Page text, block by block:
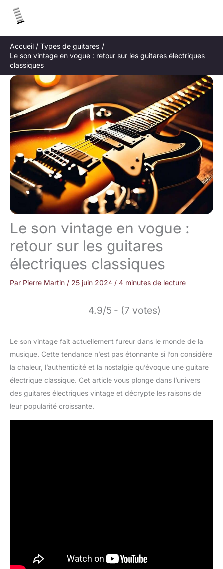
Accueil
Types de guitares
Le son vintage en vogue : retour sur les guitares électriques
classiques
Le son vintage en vogue :
retour sur les guitares
électriques classiques
Par Pierre Martin / 25 juin 2024 / 4 minutes de lecture
4.9/5 - (7 votes)
Le son vintage fait actuellement fureur dans le monde de la
musique. Cette tendance n’est pas étonnante si l’on considère
la chaleur, l’authenticité et la nostalgie qu’évoque une guitare
électrique classique. Cet article vous plonge dans l’univers
des guitares électriques vintage et décrypte les raisons de
leur popularité croissante.
h
e
r
e
r